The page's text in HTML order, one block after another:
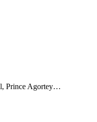
Prince Agortey…